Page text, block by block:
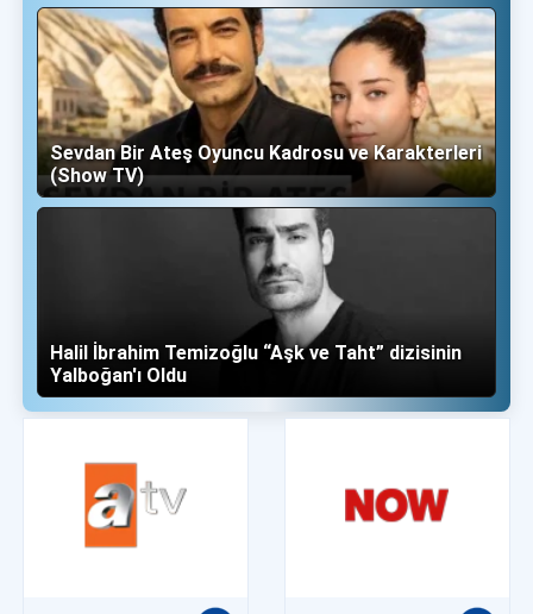
Sevdan Bir Ateş Oyuncu Kadrosu ve Karakterleri
(Show TV)
Halil İbrahim Temizoğlu “Aşk ve Taht” dizisinin
Yalboğan'ı Oldu